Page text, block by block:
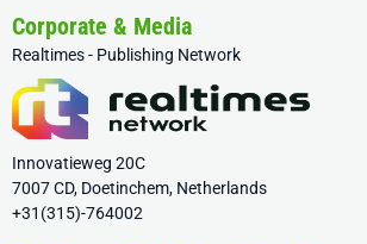
Corporate & Media
Realtimes - Publishing Network
Innovatieweg 20C
7007 CD, Doetinchem, Netherlands
+31(315)-764002